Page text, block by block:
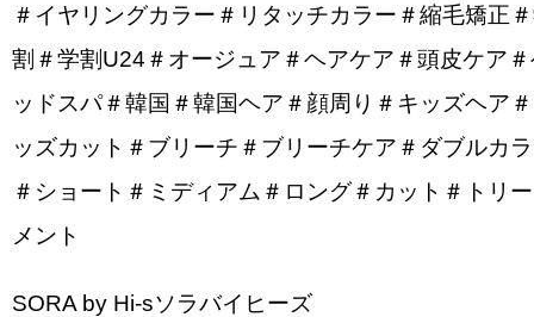
＃イヤリングカラー＃リタッチカラー＃縮毛矯正
割＃学割U24＃オージュア＃ヘアケア＃頭皮ケア
ッドスパ＃韓国＃韓国ヘア＃顔周り＃キッズヘア
ッズカット＃ブリーチ＃ブリーチケア＃ダブルカ
＃ショート＃ミディアム＃ロング＃カット＃トリ
メント
SORA by Hi-sソラバイヒーズ